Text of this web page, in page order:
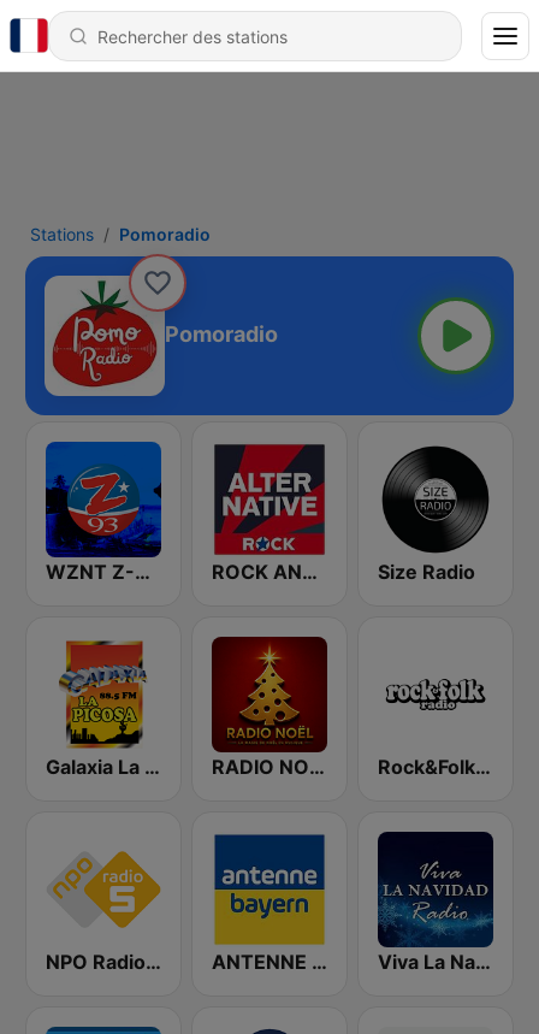
Stations Pomoradio
Pomoradio
WZNT Z-93 FM ROCK ANTENNE Alternative Size Radio
Galaxia La Picosa RADIO NOEL Rock&Folk Radio
NPO Radio 5 ANTENNE BAYERN Viva La Navidad Radio